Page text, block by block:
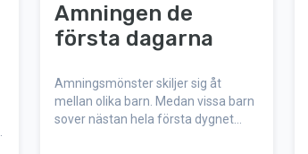
Amningen de
första dagarna
Amningsmönster skiljer sig åt
mellan olika barn. Medan vissa barn
sover nästan hela första dygnet